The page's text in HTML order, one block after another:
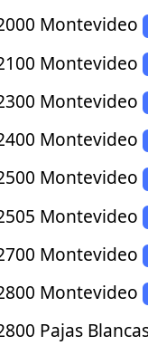
Montevideo
Montevideo
Montevideo
Montevideo
Montevideo
Montevideo
Montevideo
Montevideo
Pajas